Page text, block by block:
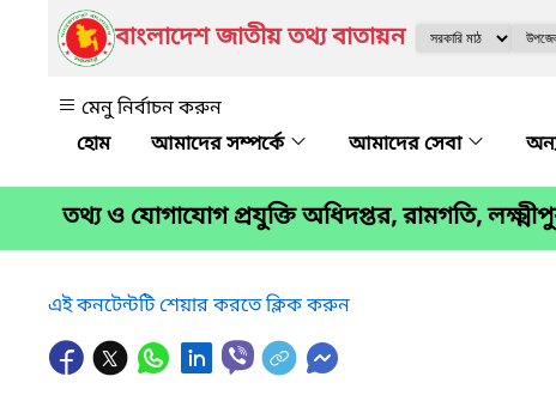
বাংলাদেশ জাতীয় তথ্য বাতায়ন
মেনু নির্বাচন করুন
আমাদের সম্পর্কে
আমাদের সেবা
তথ্য ও যোগাযোগ প্রযুক্তি অধিদপ্তর, রামগতি,
এই কনটেন্টটি শেয়ার করতে ক্লিক করুন